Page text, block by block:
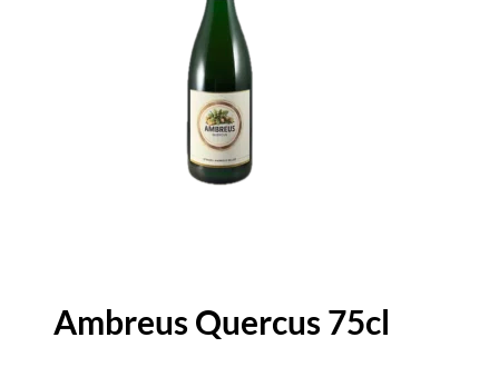
Ambreus Quercus 75cl